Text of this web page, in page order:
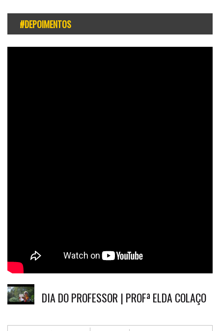
#DEPOIMENTOS
DIA DO PROFESSOR | PROFª ELDA COLAÇO